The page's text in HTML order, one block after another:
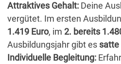
Attraktives Gehalt: Deine
vergütet. Im ersten
1.419 Euro, im 2. bereits
Ausbildungsjahr gibt es satte
Individuelle Begleitung: